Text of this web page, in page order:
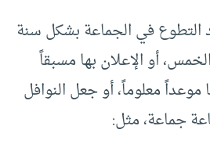
التطوع في الجماعة بشكل سنة
أو الإعلان بها مسبقاً
معلوماً، أو جعل النوافل
جماعة، مثل: